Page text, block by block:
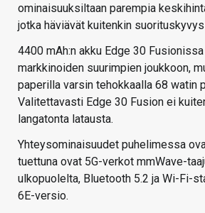
ominaisuuksiltaan parempia
jotka häviävät kuitenkin
4400 mAh:n akku Edge 30
markkinoiden suurimpien joukkoon,
paperilla varsin tehokkaalla 68 watin
Valitettavasti Edge 30 Fusion ei
langatonta latausta.
Yhteysominaisuudet puhelimessa
tuettuna ovat 5G-verkot mmWave-
ulkopuolelta, Bluetooth 5.2 ja Wi-Fi-
6E-versio.